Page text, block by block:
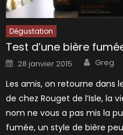
Dégustation
Test d’une bière
Posted
on
28 janvier 2015 Author
Greg
Les amis, on retourne dans
de chez Rouget de l’Isle, la
nom ne vous a pas mis la
fumée, un style de bière